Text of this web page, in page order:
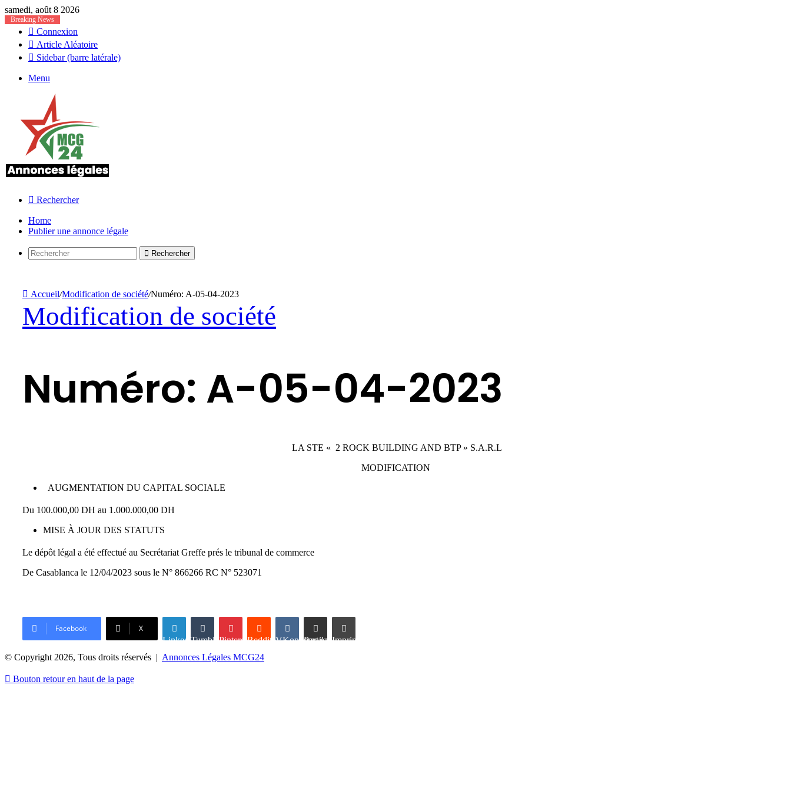
samedi, août 8 2026
Breaking News
Connexion
Article Aléatoire
Sidebar (barre latérale)
Menu
Rechercher
Home
Publier une annonce légale
Rechercher
Accueil/Modification de société/Numéro: A-05-04-2023
Modification de société
Numéro: A-05-04-2023
LA STE « 2 ROCK BUILDING AND BTP » S.A.R.L
MODIFICATION
AUGMENTATION DU CAPITAL SOCIALE
Du 100.000,00 DH au 1.000.000,00 DH
MISE À JOUR DES STATUTS
Le dépôt légal a été effectué au Secrétariat Greffe prés le tribunal de commerce
De Casablanca le 12/04/2023 sous le N° 866266 RC N° 523071
Facebook
X
LinkedinTumblr PinterestReddit VKontakte
Partager par email
Imprimer
© Copyright 2026, Tous droits réservés | Annonces Légales MCG24
Bouton retour en haut de la page